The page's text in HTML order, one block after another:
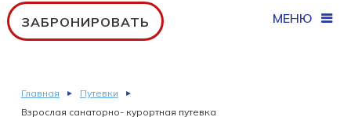
ЗАБРОНИРОВАТЬ МЕНЮ
Главная
Путевки
Взрослая санаторно- курортная путевка